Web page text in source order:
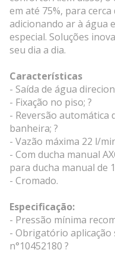
em até 75%, para
adicionando ar à água
especial. Soluções
seu dia a dia.
Características
- Saída de água
- Fixação no piso; ?
- Reversão automática
banheira; ?
- Vazão máxima 22 l/
- Com ducha manual
para ducha manual de
- Cromado.
Especificação:
- Pressão mínima
- Obrigatório
n°10452180 ?